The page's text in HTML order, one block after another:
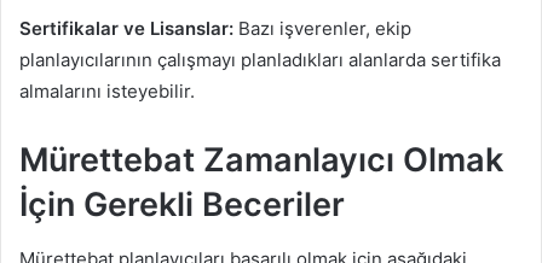
Sertifikalar ve Lisanslar: Bazı işverenler, ekip
planlayıcılarının çalışmayı planladıkları alanlarda sertifika
almalarını isteyebilir.
Mürettebat Zamanlayıcı Olmak
İçin Gerekli Beceriler